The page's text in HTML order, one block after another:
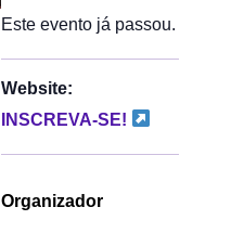
Este evento já passou.
Website:
INSCREVA-SE!
Organizador